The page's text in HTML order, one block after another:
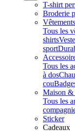
T-shirt
Broderie
Vêtements
Tous les
shirts
sport
Tous les
à dos
cou
Maison &
Tous les
Sticker
Cadeaux